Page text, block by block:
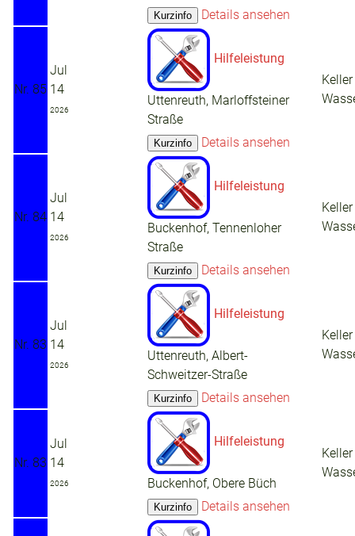
Details ansehen
Nr. 85
Jul
14
2026
Hilfeleistung
Uttenreuth, Marloffsteiner
Straße
Details ansehen
Nr. 84
Jul
14
2026
Hilfeleistung
Buckenhof, Tennenloher
Straße
Details ansehen
Nr. 83
Jul
14
2026
Hilfeleistung
Uttenreuth, Albert-
Schweitzer-Straße
Details ansehen
Nr. 83
Jul
14
2026
Hilfeleistung
Buckenhof, Obere Büch
Details ansehen